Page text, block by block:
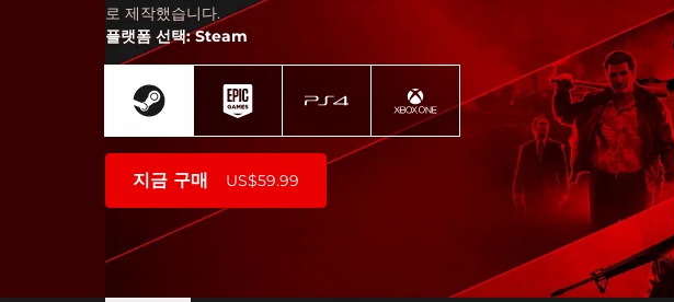
로 제작했습니다.
플랫폼 선택: Steam
지금 구매 US$59.99